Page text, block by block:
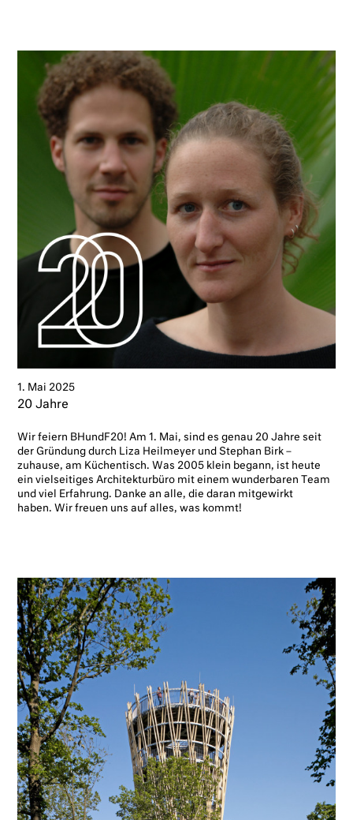
1. Mai 2025
20 Jahre
Wir feiern BHundF20! Am 1. Mai, sind es genau 20 Jahre seit
der Gründung durch Liza Heilmeyer und Stephan Birk –
zuhause, am Küchentisch. Was 2005 klein begann, ist heute
ein vielseitiges Architekturbüro mit einem wunderbaren Team
und viel Erfahrung. Danke an alle, die daran mitgewirkt
haben. Wir freuen uns auf alles, was kommt!